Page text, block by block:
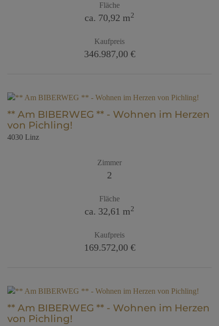
Fläche
ca. 70,92 m2
Kaufpreis
346.987,00 €
** Am BIBERWEG ** - Wohnen im Herzen
von Pichling!
4030 Linz
Zimmer
2
Fläche
ca. 32,61 m2
Kaufpreis
169.572,00 €
** Am BIBERWEG ** - Wohnen im Herzen
von Pichling!